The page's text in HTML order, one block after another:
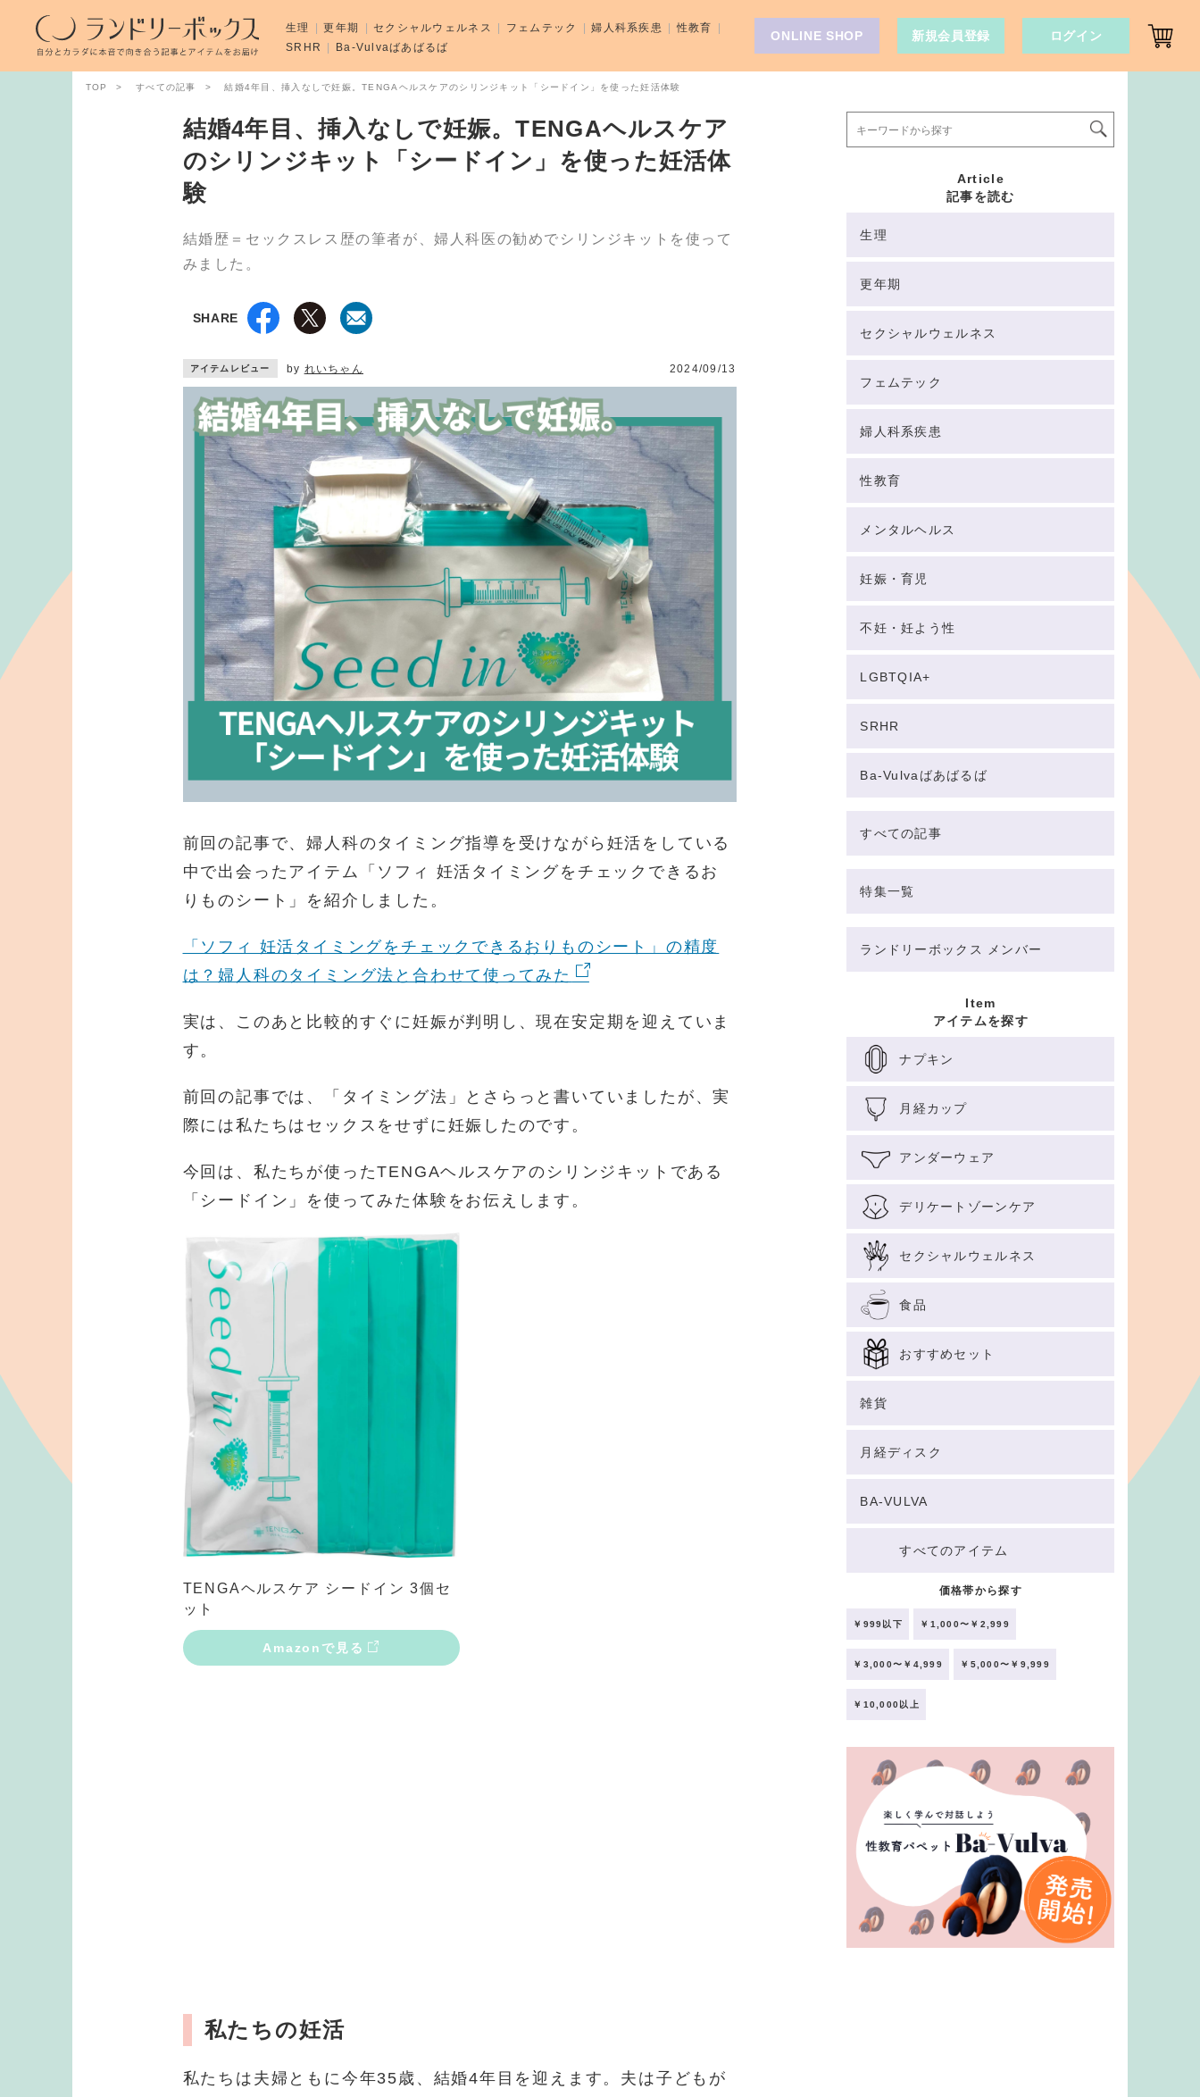
TOP すべての記事 結婚4年目、挿入なしで妊娠。TENGAヘルスケアのシリンジキット「シードイン」を使った妊活体験
結婚4年目、挿入なしで妊娠。TENGAヘルスケア
のシリンジキット「シードイン」を使った妊活体
験
結婚歴＝セックスレス歴の筆者が、婦人科医の勧めでシリンジキットを使って
みました。
SHARE
アイテムレビュー by れいちゃん 2024/09/13
前回の記事で、婦人科のタイミング指導を受けながら妊活をしている
中で出会ったアイテム「ソフィ 妊活タイミングをチェックできるお
りものシート」を紹介しました。
「ソフィ 妊活タイミングをチェックできるおりものシート」の精度
は？婦人科のタイミング法と合わせて使ってみた
実は、このあと比較的すぐに妊娠が判明し、現在安定期を迎えていま
す。
前回の記事では、「タイミング法」とさらっと書いていましたが、実
際には私たちはセックスをせずに妊娠したのです。
今回は、私たちが使ったTENGAヘルスケアのシリンジキットである
「シードイン」を使ってみた体験をお伝えします。
TENGAヘルスケア シードイン 3個セ
ット
Amazonで見る
私たちの妊活
私たちは夫婦ともに今年35歳、結婚4年目を迎えます。夫は子どもが
Article
記事を読む
生理
更年期
セクシャルウェルネス
フェムテック
婦人科系疾患
性教育
メンタルヘルス
妊娠・育児
不妊・妊よう性
LGBTQIA+
SRHR
Ba-Vulvaばあばるば
すべての記事
特集一覧
ランドリーボックス メンバー
Item
アイテムを探す
ナプキン
月経カップ
アンダーウェア
デリケートゾーンケア
セクシャルウェルネス
食品
おすすめセット
雑貨
月経ディスク
BA-VULVA
すべてのアイテム
価格帯から探す
￥999以下 ￥1,000〜￥2,999
￥3,000〜￥4,999 ￥5,000〜￥9,999
￥10,000以上
生理 更年期 セクシャルウェルネス フェムテック 婦人科系疾患
性教育
SRHR
Ba-Vulvaばあばるば
ONLINE SHOP 新規会員登録 ログイン